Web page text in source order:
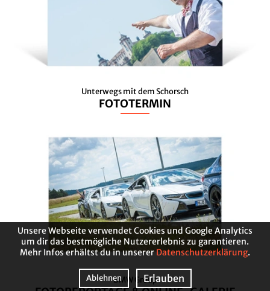
Unterwegs mit dem Schorsch
FOTOTERMIN
BMW Group
Unsere Webseite verwendet Cookies und Google Analytics
um dir das bestmögliche Nutzererlebnis zu garantieren.
Mehr Infos erhältst du in unsererDatenschutzerklärung.
Ablehnen Erlauben